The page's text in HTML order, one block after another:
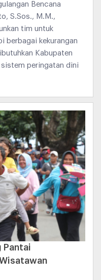
Bencana
S.Sos., M.M.,
tim untuk
berbagai kekurangan
Kabupaten
sistem peringatan dini
Pantai